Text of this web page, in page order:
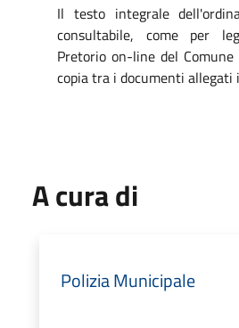
Il testo integrale
consultabile, come per
Pretorio on-line del
copia tra i documenti allegati
A cura di
Polizia Municipale